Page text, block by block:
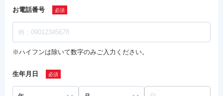
お電話番号
※ハイフンは除いて数字のみご入力ください。
生年月日